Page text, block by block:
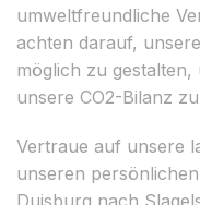
umweltfreundliche
achten darauf,
möglich zu
unsere CO2-Bilanz
Vertraue auf unsere
unseren
Duisburg nach